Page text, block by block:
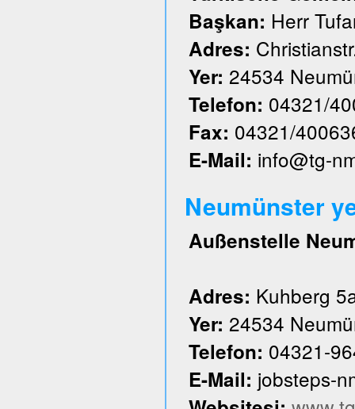
Başkan: Herr
Adres:
Yer: 24534
Telefon: 04321/
Fax: 04321/
E-Mail: info@tg-
Neumünster
Außenstelle
Adres: Kuhberg
Yer: 24534
Telefon: 04321-
E-Mail: jobsteps-